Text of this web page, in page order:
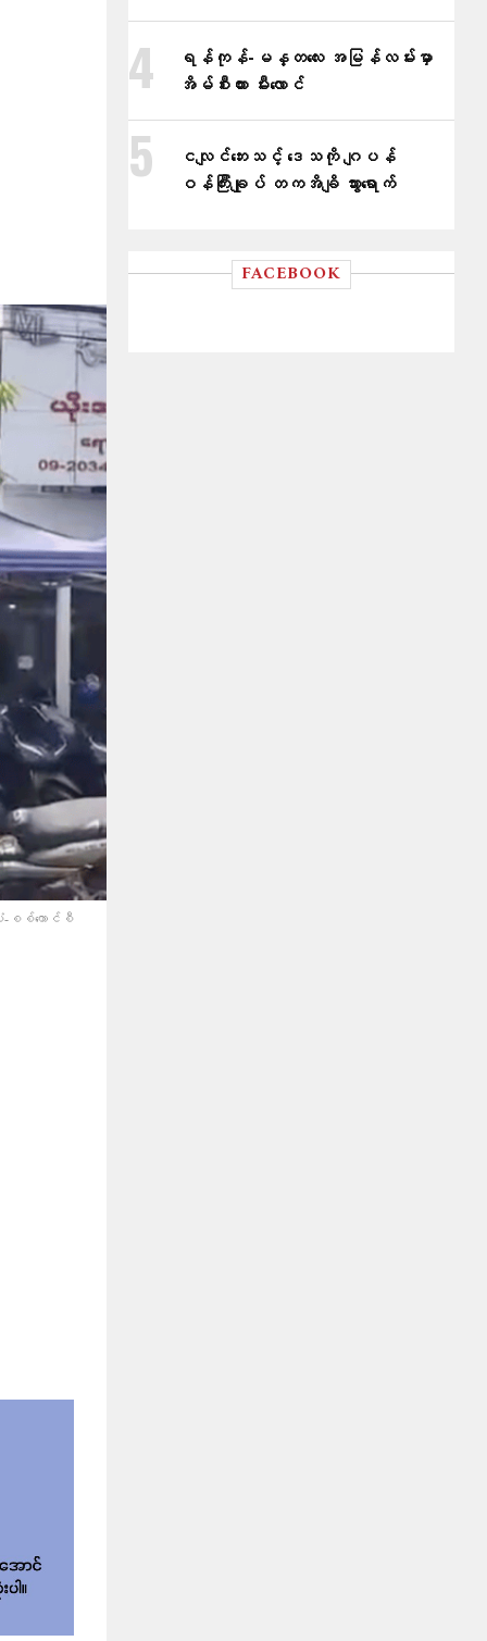
စ်​ကောင်စီ
ရန်ကုန်-မန္တလေး အမြန်လမ်းမှာ
အိမ်စီးကား မီးလောင်
ငလျင်ဘေးသင့် ဒေသကို ဂျပန်
ဝန်ကြီးချုပ် တကအိချိ သွားရောက်
FACEBOOK